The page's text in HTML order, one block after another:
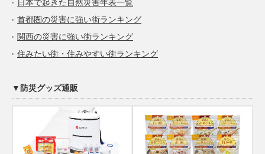
日本で起きた自然災害年表一覧
首都圏の災害に強い街ランキング
関西の災害に強い街ランキング
住みたい街・住みやすい街ランキング
▼防災グッズ通販